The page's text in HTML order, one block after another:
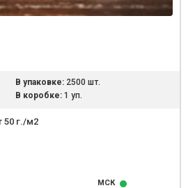
В упаковке:2500 шт.
В коробке:1 уп.
50 г./м2
МСК